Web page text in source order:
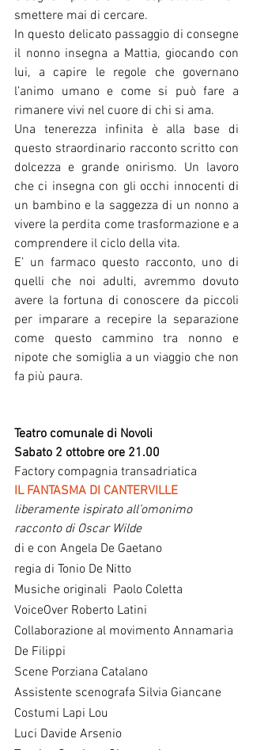
smettere mai di cercare.
In questo delicato passaggio di consegne
il nonno insegna a Mattia, giocando con
lui, a capire le regole che governano
l’animo umano e come si può fare a
rimanere vivi nel cuore di chi si ama.
Una tenerezza infinita è alla base di
questo straordinario racconto scritto con
dolcezza e grande onirismo. Un lavoro
che ci insegna con gli occhi innocenti di
un bambino e la saggezza di un nonno a
vivere la perdita come trasformazione e a
comprendere il ciclo della vita.
E’ un farmaco questo racconto, uno di
quelli che noi adulti, avremmo dovuto
avere la fortuna di conoscere da piccoli
per imparare a recepire la separazione
come questo cammino tra nonno e
nipote che somiglia a un viaggio che non
fa più paura.
Teatro comunale di Novoli
Sabato 2 ottobre ore 21.00
Factory compagnia transadriatica
IL FANTASMA DI CANTERVILLE
liberamente ispirato all’omonimo
racconto di Oscar Wilde
di e con Angela De Gaetano
regia di Tonio De Nitto
Musiche originali  Paolo Coletta
VoiceOver Roberto Latini
Collaborazione al movimento Annamaria
De Filippi
Scene Porziana Catalano
Assistente scenografa Silvia Giancane
Costumi Lapi Lou
Luci Davide Arsenio